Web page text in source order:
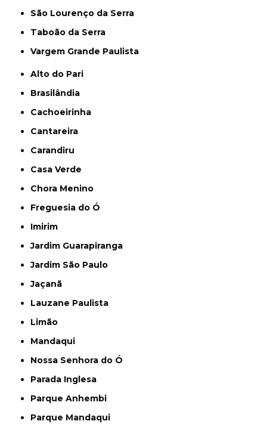
São Lourenço da Serra
Taboão da Serra
Vargem Grande Paulista
Alto do Pari
Brasilândia
Cachoeirinha
Cantareira
Carandiru
Casa Verde
Chora Menino
Freguesia do Ó
Imirim
Jardim Guarapiranga
Jardim São Paulo
Jaçanã
Lauzane Paulista
Limão
Mandaqui
Nossa Senhora do Ó
Parada Inglesa
Parque Anhembi
Parque Mandaqui